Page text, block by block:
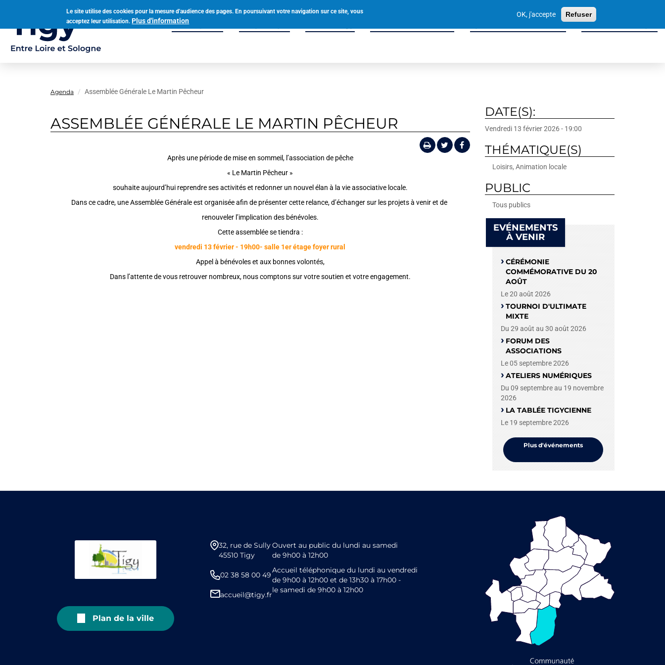
Le site utilise des cookies pour la mesure d'audience des pages. En poursuivant votre navigation sur ce site, vous
acceptez leur utilisation. Plus d'information
OK, j'accepte Refuser
principal
principale
Municipalité Sport, Culture & Loisirs Tissu Économique
0238580049
Agenda Assemblée Générale Le Martin Pêcheur
ASSEMBLÉE GÉNÉRALE LE MARTIN PÊCHEUR
Après une période de mise en sommeil, l’association de pêche
« Le Martin Pêcheur »
souhaite aujourd’hui reprendre ses activités et redonner un nouvel élan à la vie associative locale.
Dans ce cadre, une Assemblée Générale est organisée afin de présenter cette relance, d’échanger sur les projets à venir et de
renouveler l’implication des bénévoles.
Cette assemblée se tiendra :
vendredi 13 février - 19h00- salle 1er étage foyer rural
Appel à bénévoles et aux bonnes volontés,
Dans l’attente de vous retrouver nombreux, nous comptons sur votre soutien et votre engagement.
DATE(S):
Vendredi 13 février 2026 - 19:00
THÉMATIQUE(S)
Loisirs, Animation locale
PUBLIC
Tous publics
EVÉNEMENTS
À VENIR
CÉRÉMONIE
COMMÉMORATIVE DU 20
AOÛT
Le 20 août 2026
TOURNOI D'ULTIMATE
MIXTE
Du 29 août au 30 août 2026
FORUM DES
ASSOCIATIONS
Le 05 septembre 2026
ATELIERS NUMÉRIQUES
Du 09 septembre au 19 novembre
2026
LA TABLÉE TIGYCIENNE
Le 19 septembre 2026
Plus d'événements
Plan de la ville
32, rue de Sully
45510 Tigy
02 38 58 00 49
accueil@tigy.fr
Ouvert au public du lundi au samedi
de 9h00 à 12h00
Accueil téléphonique du lundi au vendredi
de 9h00 à 12h00 et de 13h30 à 17h00 -
le samedi de 9h00 à 12h00